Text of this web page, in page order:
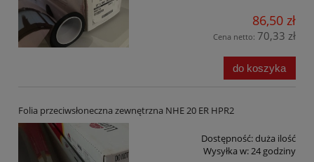
86,50 zł
Cena netto: 70,33 zł
do koszyka
Folia przeciwsłoneczna zewnętrzna NHE 20 ER HPR2
Dostępność:duża ilość
Wysyłka w: 24 godziny